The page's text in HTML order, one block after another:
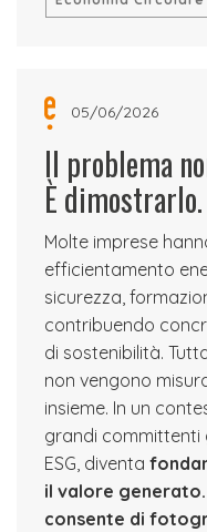
05/06/2026
Il problema
È dimostrarlo.
Molte imprese
efficientamento
sicurezza,
contribuendo
di sostenibilità.
non vengono
insieme. In un
grandi committenti
ESG, diventa
il valore generato.
consente di